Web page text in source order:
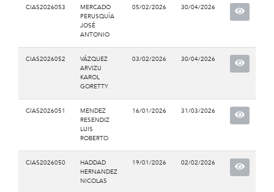
CIAS2026053
MERCADO
PERUSQUÍA
JOSÉ
ANTONIO
05/02/2026 30/04/2026
CIAS2026052
VÁZQUEZ
ARVIZU
KAROL
GORETTY
03/02/2026 30/04/2026
CIAS2026051
MENDEZ
RESENDIZ
LUIS
ROBERTO
16/01/2026 31/03/2026
CIAS2026050
HADDAD
HERNANDEZ
NICOLAS
19/01/2026 02/02/2026